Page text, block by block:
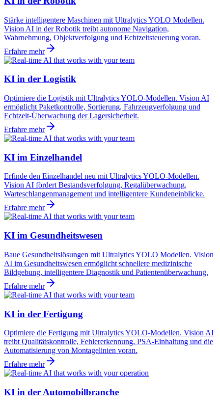
Stärke intelligentere Maschinen mit Ultralytics YOLO Modellen.
Vision AI in der Robotik treibt autonome Navigation,
Wahrnehmung, Objektverfolgung und Echtzeitsteuerung voran.
Erfahre mehr
KI in der Logistik
Optimiere die Logistik mit Ultralytics YOLO-Modellen. Vision AI
ermöglicht Paketkontrolle, Sortierung, Fahrzeugverfolgung und
Echtzeit-Überwachung der Lagersicherheit.
Erfahre mehr
KI im Einzelhandel
Erfinde den Einzelhandel neu mit Ultralytics YOLO-Modellen.
Vision AI fördert Bestandsverfolgung, Regalüberwachung,
Warteschlangenmanagement und intelligentere Kundeneinblicke.
Erfahre mehr
KI im Gesundheitswesen
Baue Gesundheitslösungen mit Ultralytics YOLO Modellen. Vision
AI im Gesundheitswesen ermöglicht schnellere medizinische
Bildgebung, intelligentere Diagnostik und Patientenüberwachung.
Erfahre mehr
KI in der Fertigung
Optimiere die Fertigung mit Ultralytics YOLO-Modellen. Vision AI
treibt Qualitätskontrolle, Fehlererkennung, PSA-Einhaltung und die
Automatisierung von Montagelinien voran.
Erfahre mehr
KI in der Automobilbranche